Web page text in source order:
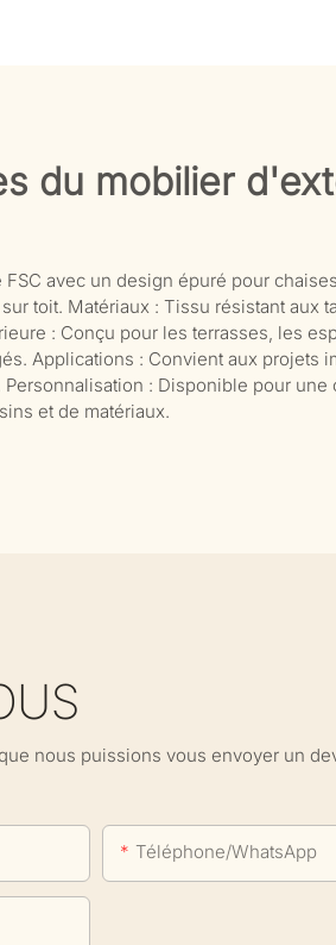
du mobilier
avec un design épuré pour
toit. Matériaux : Tissu résistant aux
: Conçu pour les terrasses, les
Applications : Convient aux projets
: Disponible pour
et de matériaux.
nous puissions vous envoyer un
Téléphone/WhatsApp